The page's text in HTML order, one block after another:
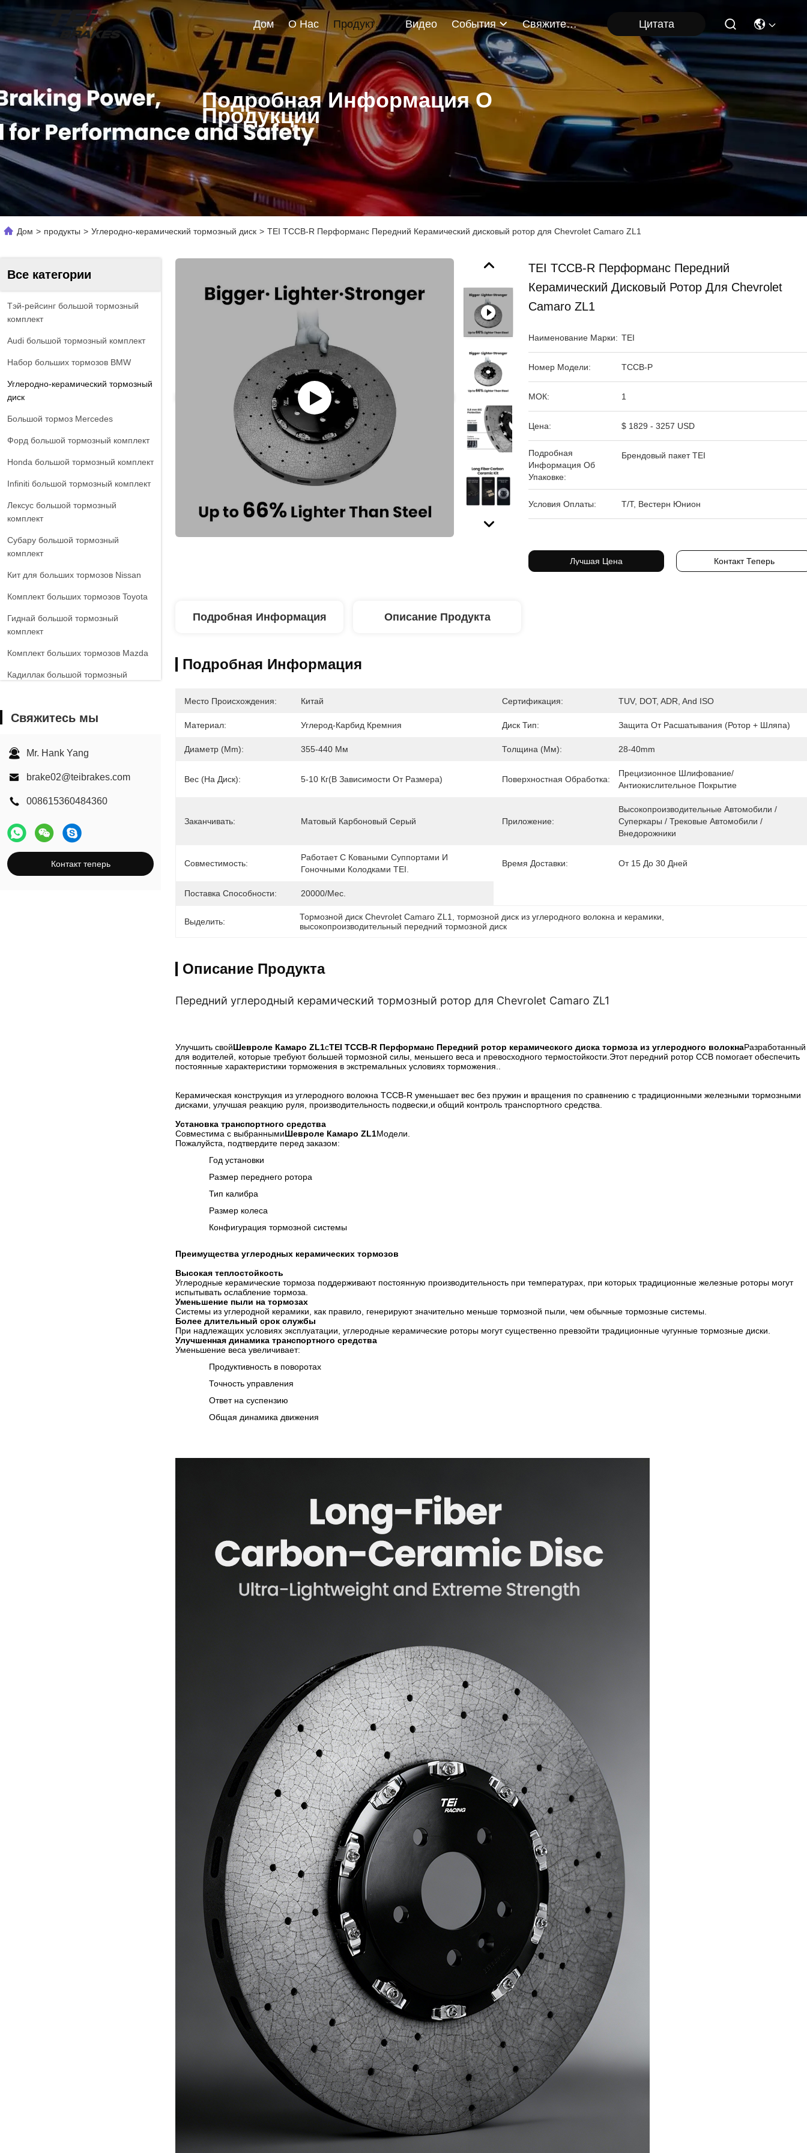
Дом О Нас Продукты Видео События Свяжитесь Мы Цитата
Подробная Информация О
Продукции
Дом > продукты > Углеродно-керамический тормозный диск > TEI TCCB-R Перформанс Передний Керамический дисковый ротор для Chevrolet Camaro ZL1
Все категории
Тэй-рейсинг большой тормозный
комплект
Audi большой тормозный комплект
Набор больших тормозов BMW
Углеродно-керамический тормозный
диск
Большой тормоз Mercedes
Форд большой тормозный комплект
Honda большой тормозный комплект
Infiniti большой тормозный комплект
Лексус большой тормозный
комплект
Субару большой тормозный
комплект
Кит для больших тормозов Nissan
Комплект больших тормозов Toyota
Гиднай большой тормозный
комплект
Комплект больших тормозов Mazda
Кадиллак большой тормозный
Большой тормозный комплект
комплект
Суппорт стояночного тормоза
Комплект карбоново-керамических
тормозов
Свяжитесь мы
Mr. Hank Yang
brake02@teibrakes.com
008615360484360
Контакт теперь
TEI TCCB-R Перформанс Передний
Керамический Дисковый Ротор Для Chevrolet
Camaro ZL1
Наименование Марки: TEI
Номер Модели: TCCB-Р
МОК: 1
Цена: $ 1829 - 3257 USD
Подробная
Информация Об
Упаковке:
Брендовый пакет TEI
Условия Оплаты: Т/Т, Вестерн Юнион
Лучшая Цена Контакт Теперь
Подробная Информация Описание Продукта
Подробная Информация
Место Происхождения: Китай Сертификация: TUV, DOT, ADR, And ISO
Материал: Углерод-Карбид Кремния Диск Тип: Защита От Расшатывания (ротор + Шляпа)
Диаметр (mm): 355-440 Мм Толщина (мм): 28-40mm
Вес (на Диск): 5-10 Кг(в Зависимости От Размера) Поверхностная Обработка:
Прецизионное Шлифование/
Антиокислительное Покрытие
Заканчивать: Матовый Карбоновый Серый Приложение:
Высокопроизводительные Автомобили /
Суперкары / Трековые Автомобили /
Внедорожники
Совместимость:
Работает С Коваными Суппортами И
Гоночными Колодками TEI.
Время Доставки: От 15 До 30 Дней
Поставка Способности: 20000/мес.
Выделить: Тормозной диск Chevrolet Camaro ZL1 , тормозной диск из углеродного волокна и керамики
высокопроизводительный передний тормозной диск
Описание Продукта
Передний углеродный керамический тормозный ротор для Chevrolet Camaro ZL1
Улучшить свойШевроле Камаро ZL1сTEI TCCB-R Перформанс Передний ротор керамического диска тормоза из углеродного волокнаРазработанный
для водителей, которые требуют большей тормозной силы, меньшего веса и превосходного термостойкости.Этот передний ротор CCB помогает обеспечить
постоянные характеристики торможения в экстремальных условиях торможения..
Керамическая конструкция из углеродного волокна TCCB-R уменьшает вес без пружин и вращения по сравнению с традиционными железными тормозными
дисками, улучшая реакцию руля, производительность подвески,и общий контроль транспортного средства.
Установка транспортного средства
Совместима с выбраннымиШевроле Камаро ZL1Модели.
Пожалуйста, подтвердите перед заказом:
Год установки
Размер переднего ротора
Тип калибра
Размер колеса
Конфигурация тормозной системы
Преимущества углеродных керамических тормозов
Высокая теплостойкость
Углеродные керамические тормоза поддерживают постоянную производительность при температурах, при которых традиционные железные роторы могут
испытывать ослабление тормоза.
Уменьшение пыли на тормозах
Системы из углеродной керамики, как правило, генерируют значительно меньше тормозной пыли, чем обычные тормозные системы.
Более длительный срок службы
При надлежащих условиях эксплуатации, углеродные керамические роторы могут существенно превзойти традиционные чугунные тормозные диски.
Улучшенная динамика транспортного средства
Уменьшение веса увеличивает:
Продуктивность в поворотах
Точность управления
Ответ на суспензию
Общая динамика движения